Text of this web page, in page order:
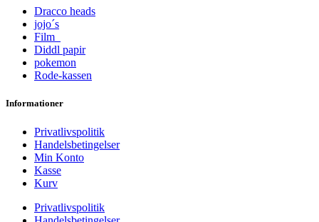
Dracco heads
jojo´s
Film
Diddl papir
pokemon
Rode-kassen
Informationer
Privatlivspolitik
Handelsbetingelser
Min Konto
Kasse
Kurv
Privatlivspolitik